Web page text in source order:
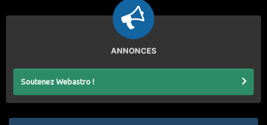
ANNONCES
Soutenez Webastro !